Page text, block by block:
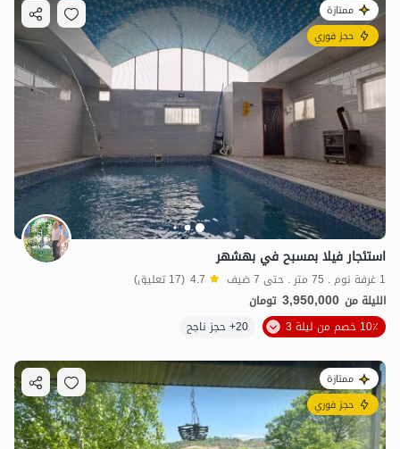
ممتازة
حجز فوري
استئجار فيلا بمسبح في بهشهر
1 غرفة نوم . 75 متر . حتى 7 ضيف 4.7 (17 تعليق)
الليلة من 3,950,000 تومان
10٪ خصم من ليلة 3
20+ حجز ناجح
ممتازة
حجز فوري